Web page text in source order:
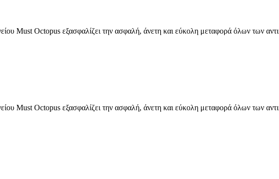
Must Octopus εξασφαλίζει την ασφαλή, άνετη και εύκολη μεταφορά όλων των
Must Octopus εξασφαλίζει την ασφαλή, άνετη και εύκολη μεταφορά όλων των